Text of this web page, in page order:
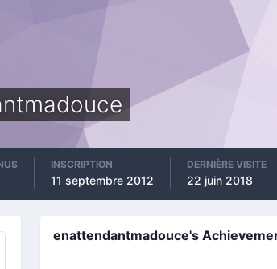
INSCRIPTION
11 septembre 2012
DERNIÈRE VISITE
22 juin 2018
enattendantmadouce's